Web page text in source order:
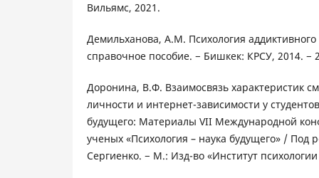
Вильямс, 2021.
Демильханова, А.М. Психология
справочное пособие. − Бишкек: КРСУ, 2014. −
Доронина, В.Ф. Взаимосвязь характеристик
личности и интернет-зависимости у
будущего: Материалы VII Международной
ученых «Психология – наука будущего» / Под
Сергиенко. − М.: Изд-во «Институт